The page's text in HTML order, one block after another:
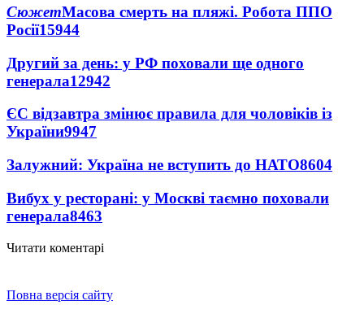
СюжетМасова смерть на пляжі. Робота ППО
Росії15944
Другий за день: у РФ поховали ще одного
генерала12942
ЄС відзавтра змінює правила для чоловіків із
України9947
Залужний: Україна не вступить до НАТО8604
Вибух у ресторані: у Москві таємно поховали
генерала8463
Читати коментарі
Повна версія сайту